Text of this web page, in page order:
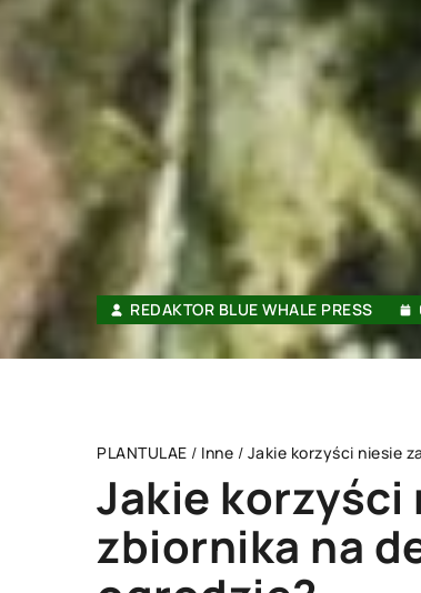
REDAKTOR BLUE WHALE PRESS
PLANTULAE / Inne / Jakie korzyści niesie
Jakie korzyści
zbiornika na
INNE